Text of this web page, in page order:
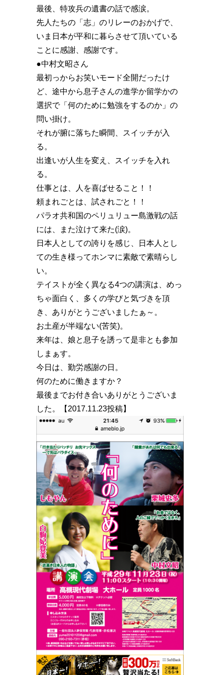
最後、特攻兵の遺書の話で感涙。
先人たちの「志」のリレーのおかげで、
いま日本が平和に暮らさせて頂いている
ことに感謝、感謝です。
●中村文昭さん
最初っからお笑いモード全開だったけ
ど、途中から息子さんの進学か留学かの
選択で「何のために勉強をするのか️」の
問い掛け。
それが腑に落ちた瞬間、スイッチが入
る。
出逢いが人生を変え、スイッチを入れ
る。
仕事とは、人を喜ばせること️！！
頼まれごとは、試されごと️！！
パラオ共和国のペリュリュー島激戦の話
には、また泣けて来た(涙)。
日本人としての誇りを感じ、日本人とし
ての生き様ってホンマに素敵で素晴らし
い。
テイストが全く異なる4つの講演は、めっ
ちゃ面白く、多くの学びと気づきを頂
き、ありがとうございましたぁ～。
お土産が半端ない(苦笑)。
来年は、娘と息子を誘って是非とも参加
しまぁす。
今日は、勤労感謝の日。
何のために働きますか️？
最後までお付き合いありがとうございま
した。【2017.11.23投稿】